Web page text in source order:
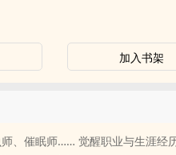
加入书架
、催眠师…… 觉醒职业与生涯经